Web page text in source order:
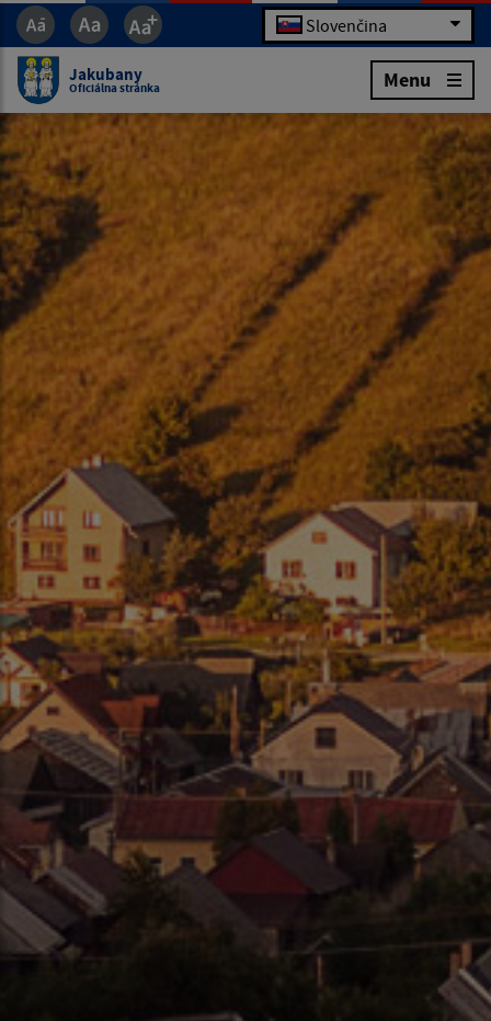
Slovenčina
Jakubany
Oficiálna stránka Menu